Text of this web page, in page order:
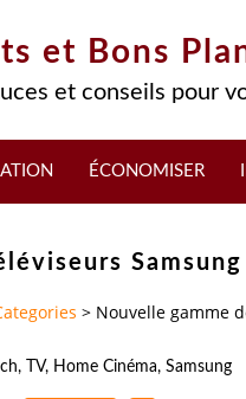
et Bons
et conseils pour
ÉCONOMISER
> Nouvelle gamme
, TV, Home Cinéma, Samsung